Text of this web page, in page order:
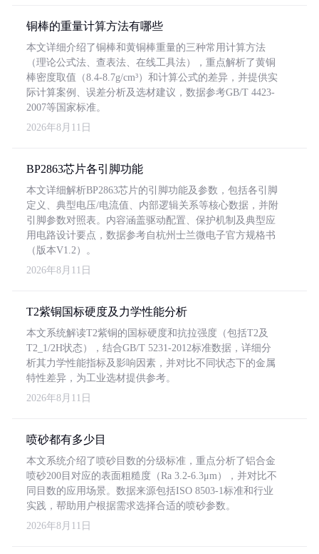
铜棒的重量计算方法有哪些
本文详细介绍了铜棒和黄铜棒重量的三种常用计算方法
（理论公式法、查表法、在线工具法），重点解析了黄铜
棒密度取值（8.4-8.7g/cm³）和计算公式的差异，并提供实
际计算案例、误差分析及选材建议，数据参考GB/T 4423-
2007等国家标准。
2026年8月11日
BP2863芯片各引脚功能
本文详细解析BP2863芯片的引脚功能及参数，包括各引脚
定义、典型电压/电流值、内部逻辑关系等核心数据，并附
引脚参数对照表。内容涵盖驱动配置、保护机制及典型应
用电路设计要点，数据参考自杭州士兰微电子官方规格书
（版本V1.2）。
2026年8月11日
T2紫铜国标硬度及力学性能分析
本文系统解读T2紫铜的国标硬度和抗拉强度（包括T2及
T2_1/2H状态），结合GB/T 5231-2012标准数据，详细分
析其力学性能指标及影响因素，并对比不同状态下的金属
特性差异，为工业选材提供参考。
2026年8月11日
喷砂都有多少目
本文系统介绍了喷砂目数的分级标准，重点分析了铝合金
喷砂200目对应的表面粗糙度（Ra 3.2-6.3μm），并对比不
同目数的应用场景。数据来源包括ISO 8503-1标准和行业
实践，帮助用户根据需求选择合适的喷砂参数。
2026年8月11日